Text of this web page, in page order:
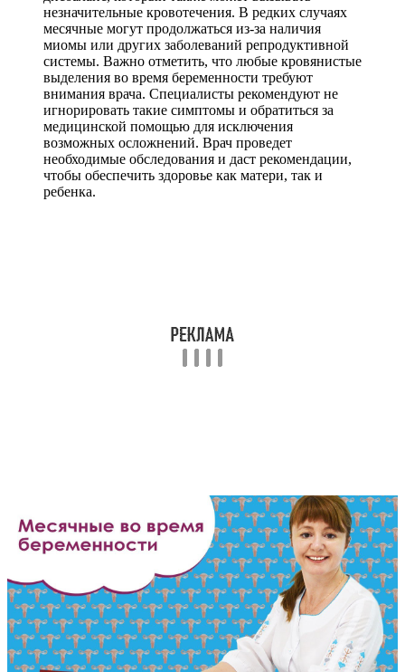
незначительные кровотечения. В редких случаях
месячные могут продолжаться из-за наличия
миомы или других заболеваний репродуктивной
системы. Важно отметить, что любые кровянистые
выделения во время беременности требуют
внимания врача. Специалисты рекомендуют не
игнорировать такие симптомы и обратиться за
медицинской помощью для исключения
возможных осложнений. Врач проведет
необходимые обследования и даст рекомендации,
чтобы обеспечить здоровье как матери, так и
ребенка.